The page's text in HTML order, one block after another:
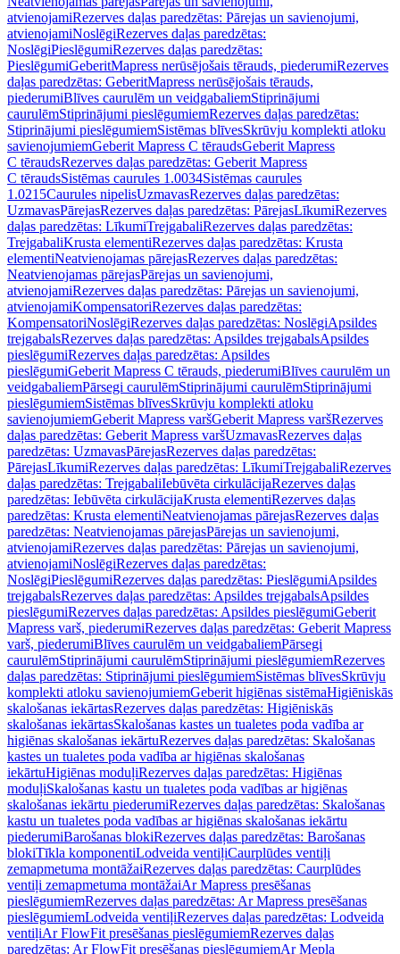
atvienojamiRezerves daļas paredzētas: Pārejas un savienojumi,
atvienojamiNoslēgiRezerves daļas paredzētas:
NoslēgiPieslēgumiRezerves daļas paredzētas:
PieslēgumiGeberitMapress nerūsējošais tērauds, piederumiRezerves
daļas paredzētas: GeberitMapress nerūsējošais tērauds,
piederumiBlīves caurulēm un veidgabaliemStiprinājumi
caurulēmStiprinājumi pieslēgumiemRezerves daļas paredzētas:
Stiprinājumi pieslēgumiemSistēmas blīvesSkrūvju komplekti atloku
savienojumiemGeberit Mapress C tēraudsGeberit Mapress
C tēraudsRezerves daļas paredzētas: Geberit Mapress
C tēraudsSistēmas caurules 1.0034Sistēmas caurules
1.0215Caurules nipelisUzmavasRezerves daļas paredzētas:
UzmavasPārejasRezerves daļas paredzētas: PārejasLīkumiRezerves
daļas paredzētas: LīkumiTrejgabaliRezerves daļas paredzētas:
TrejgabaliKrusta elementiRezerves daļas paredzētas: Krusta
elementiNeatvienojamas pārejasRezerves daļas paredzētas:
Neatvienojamas pārejasPārejas un savienojumi,
atvienojamiRezerves daļas paredzētas: Pārejas un savienojumi,
atvienojamiKompensatoriRezerves daļas paredzētas:
KompensatoriNoslēgiRezerves daļas paredzētas: NoslēgiApsildes
trejgabalsRezerves daļas paredzētas: Apsildes trejgabalsApsildes
pieslēgumiRezerves daļas paredzētas: Apsildes
pieslēgumiGeberit Mapress C tērauds, piederumiBlīves caurulēm un
veidgabaliemPārsegi caurulēmStiprinājumi caurulēmStiprinājumi
pieslēgumiemSistēmas blīvesSkrūvju komplekti atloku
savienojumiemGeberit Mapress varšGeberit Mapress varšRezerves
daļas paredzētas: Geberit Mapress varšUzmavasRezerves daļas
paredzētas: UzmavasPārejasRezerves daļas paredzētas:
PārejasLīkumiRezerves daļas paredzētas: LīkumiTrejgabaliRezerves
daļas paredzētas: TrejgabaliIebūvēta cirkulācijaRezerves daļas
paredzētas: Iebūvēta cirkulācijaKrusta elementiRezerves daļas
paredzētas: Krusta elementiNeatvienojamas pārejasRezerves daļas
paredzētas: Neatvienojamas pārejasPārejas un savienojumi,
atvienojamiRezerves daļas paredzētas: Pārejas un savienojumi,
atvienojamiNoslēgiRezerves daļas paredzētas:
NoslēgiPieslēgumiRezerves daļas paredzētas: PieslēgumiApsildes
trejgabalsRezerves daļas paredzētas: Apsildes trejgabalsApsildes
pieslēgumiRezerves daļas paredzētas: Apsildes pieslēgumiGeberit
Mapress varš, piederumiRezerves daļas paredzētas: Geberit Mapress
varš, piederumiBlīves caurulēm un veidgabaliemPārsegi
caurulēmStiprinājumi caurulēmStiprinājumi pieslēgumiemRezerves
daļas paredzētas: Stiprinājumi pieslēgumiemSistēmas blīvesSkrūvju
komplekti atloku savienojumiemGeberit higiēnas sistēmaHigiēniskās
skalošanas iekārtasRezerves daļas paredzētas: Higiēniskās
skalošanas iekārtasSkalošanas kastes un tualetes poda vadība ar
higiēnas skalošanas iekārtuRezerves daļas paredzētas: Skalošanas
kastes un tualetes poda vadība ar higiēnas skalošanas
iekārtuHigiēnas moduļiRezerves daļas paredzētas: Higiēnas
moduļiSkalošanas kastu un tualetes poda vadības ar higiēnas
skalošanas iekārtu piederumiRezerves daļas paredzētas: Skalošanas
kastu un tualetes poda vadības ar higiēnas skalošanas iekārtu
piederumiBarošanas blokiRezerves daļas paredzētas: Barošanas
blokiTīkla komponentiLodveida ventiļiCaurplūdes ventiļi
zemapmetuma montāžaiRezerves daļas paredzētas: Caurplūdes
ventiļi zemapmetuma montāžaiAr Mapress presēšanas
pieslēgumiemRezerves daļas paredzētas: Ar Mapress presēšanas
pieslēgumiemLodveida ventiļiRezerves daļas paredzētas: Lodveida
ventiļiAr FlowFit presēšanas pieslēgumiemRezerves daļas
paredzētas: Ar FlowFit presēšanas pieslēgumiemAr Mepla